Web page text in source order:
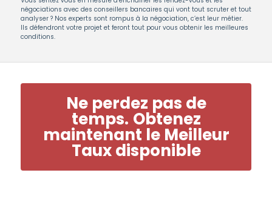
négociations avec des conseillers bancaires qui vont tout scruter et tout
analyser ? Nos experts sont rompus à la négociation, c’est leur métier.
Ils défendront votre projet et feront tout pour vous obtenir les meilleures
conditions.
Ne perdez pas de
temps. Obtenez
maintenant le Meilleur
Taux disponible